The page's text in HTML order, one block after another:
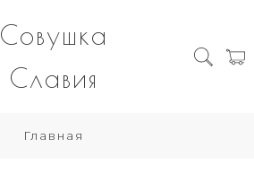
Совушка
Славия
Главная